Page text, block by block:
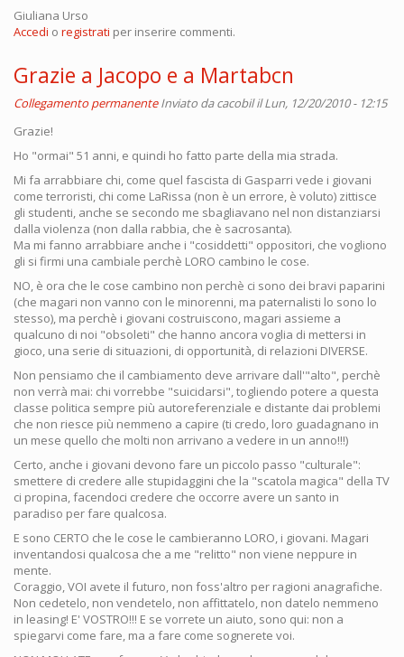
Giuliana Urso
Accedi o registrati per inserire commenti.
Grazie a Jacopo e a Martabcn
Collegamento permanente Inviato dacacobilil Lun, 12/20/2010 - 12:15
Grazie!
Ho "ormai" 51 anni, e quindi ho fatto parte della mia strada.
Mi fa arrabbiare chi, come quel fascista di Gasparri vede i giovani
come terroristi, chi come LaRissa (non è un errore, è voluto) zittisce
gli studenti, anche se secondo me sbagliavano nel non distanziarsi
dalla violenza (non dalla rabbia, che è sacrosanta).
Ma mi fanno arrabbiare anche i "cosiddetti" oppositori, che vogliono
gli si firmi una cambiale perchè LORO cambino le cose.
NO, è ora che le cose cambino non perchè ci sono dei bravi paparini
(che magari non vanno con le minorenni, ma paternalisti lo sono lo
stesso), ma perchè i giovani costruiscono, magari assieme a
qualcuno di noi "obsoleti" che hanno ancora voglia di mettersi in
gioco, una serie di situazioni, di opportunità, di relazioni DIVERSE.
Non pensiamo che il cambiamento deve arrivare dall'"alto", perchè
non verrà mai: chi vorrebbe "suicidarsi", togliendo potere a questa
classe politica sempre più autoreferenziale e distante dai problemi
che non riesce più nemmeno a capire (ti credo, loro guadagnano in
un mese quello che molti non arrivano a vedere in un anno!!!)
Certo, anche i giovani devono fare un piccolo passo "culturale":
smettere di credere alle stupidaggini che la "scatola magica" della TV
ci propina, facendoci credere che occorre avere un santo in
paradiso per fare qualcosa.
E sono CERTO che le cose le cambieranno LORO, i giovani. Magari
inventandosi qualcosa che a me "relitto" non viene neppure in
mente.
Coraggio, VOI avete il futuro, non foss'altro per ragioni anagrafiche.
Non cedetelo, non vendetelo, non affittatelo, non datelo nemmeno
in leasing! E' VOSTRO!!! E se vorrete un aiuto, sono qui: non a
spiegarvi come fare, ma a fare come sognerete voi.